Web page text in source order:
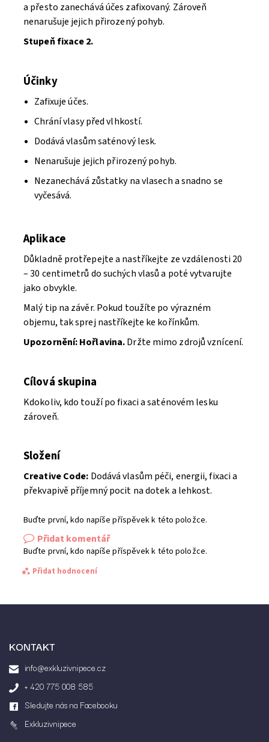
a přesto zanechává účes zafixovaný. Zároveň
nenarušuje jejich přirozený pohyb.
Stupeň fixace 2.
Účinky
Zafixuje účes.
Chrání vlasy před vlhkostí.
Dodává vlasům saténový lesk.
Nenarušuje jejich přirozený pohyb.
Nezanechává zůstatky na vlasech a snadno se
vyčesává.
Aplikace
Důkladně protřepejte a nastříkejte ze vzdálenosti 20
– 30 centimetrů do suchých vlasů a poté vytvarujte
jako obvykle.
Malý tip na závěr. Pokud toužíte po výrazném
objemu, tak sprej nastříkejte ke kořínkům.
Upozornění: Hořlavina.Držte mimo zdrojů vznícení.
Cílová skupina
Kdokoliv, kdo touží po fixaci a saténovém lesku
zároveň.
Složení
Creative Code: Dodává vlasům péči, energii, fixaci a
překvapivě příjemný pocit na dotek a lehkost.
Buďte první, kdo napíše příspěvek k této položce.
Přidat komentář
Buďte první, kdo napíše příspěvek k této položce.
Přidat hodnocení
KONTAKT
info@exkluzivnipece.cz
+ 420 775 008 585
Sledujte nás na Facebooku
Exkluzivnipece